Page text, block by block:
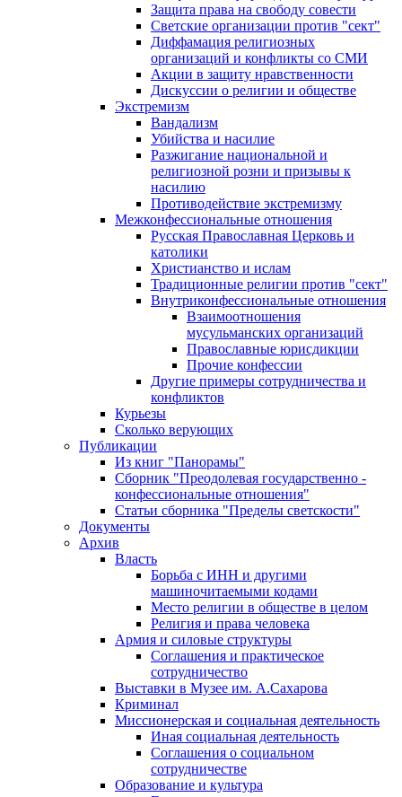
Защита права на свободу совести
Светские организации против "сект"
Диффамация религиозных
организаций и конфликты со СМИ
Акции в защиту нравственности
Дискуссии о религии и обществе
Экстремизм
Вандализм
Убийства и насилие
Разжигание национальной и
религиозной розни и призывы к
насилию
Противодействие экстремизму
Межконфессиональные отношения
Русская Православная Церковь и
католики
Христианство и ислам
Традиционные религии против "сект"
Внутриконфессиональные отношения
Взаимоотношения
мусульманских организаций
Православные юрисдикции
Прочие конфессии
Другие примеры сотрудничества и
конфликтов
Курьезы
Сколько верующих
Публикации
Из книг "Панорамы"
Сборник "Преодолевая государственно -
конфессиональные отношения"
Статьи сборника "Пределы светскости"
Документы
Архив
Власть
Борьба с ИНН и другими
машиночитаемыми кодами
Место религии в обществе в целом
Религия и права человека
Армия и силовые структуры
Соглашения и практическое
сотрудничество
Выставки в Музее им. А.Сахарова
Криминал
Миссионерская и социальная деятельность
Иная социальная деятельность
Соглашения о социальном
сотрудничестве
Образование и культура